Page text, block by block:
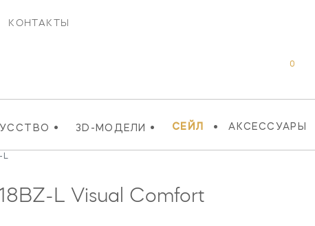
КОНТАКТЫ
• 3D-МОДЕЛИ • СЕЙЛ • АКСЕССУАРЫ
0
L
L Visual Comfort